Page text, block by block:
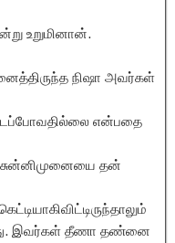
உறுமினான்.
நிஷா அவர்கள்
என்பதை
தன்
இவர்கள் தீணா தண்னை